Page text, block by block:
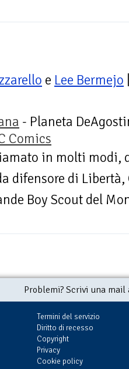
e Lee Bermejo
- Planeta
Comics
in molti modi,
difensore di
Boy Scout del
Problemi? Scrivi una
Termini del servizio
Diritto di recesso
Copyright
Privacy
Cookie policy